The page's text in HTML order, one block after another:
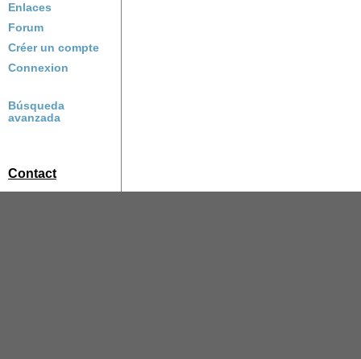
Enlaces
Forum
Créer un compte
Connexion
Búsqueda
avanzada
Contact